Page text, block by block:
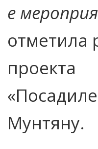
е
отметила
проекта
Мунтяну.